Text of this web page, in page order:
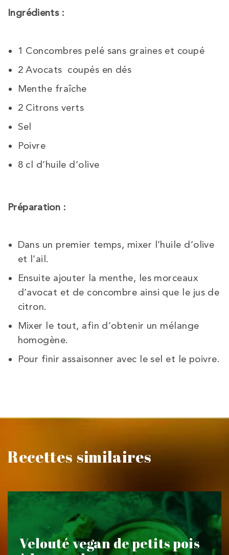
Ingrédients :
1 Concombres pelé sans graines et coupé
2 Avocats coupés en dés
Menthe fraîche
2 Citrons verts
Sel
Poivre
8 cl d’huile d’olive
Préparation :
Dans un premier temps, mixer l’huile d’olive
et l’ail.
Ensuite ajouter la menthe, les morceaux
d’avocat et de concombre ainsi que le jus de
citron.
Mixer le tout, afin d’obtenir un mélange
homogène.
Pour finir assaisonner avec le sel et le poivre.
Recettes similaires
Velouté vegan de petits pois